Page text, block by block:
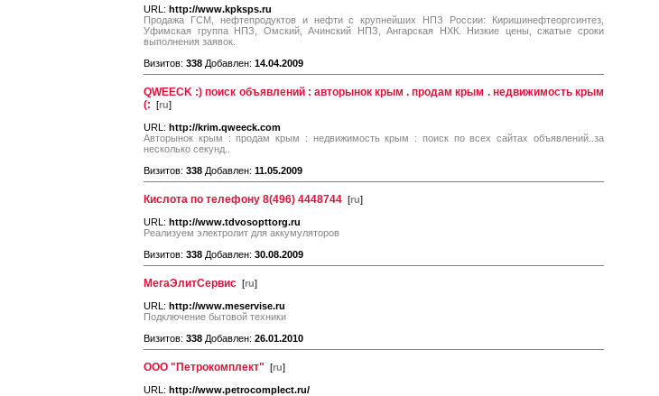
URL: http://www.kpksps.ru
Продажа ГСМ, нефтепродуктов и нефти с крупнейших НПЗ России: Киришинефтеоргсинтез,
Уфимская группа НПЗ, Омский, Ачинский НПЗ, Ангарская НХК. Низкие цены, сжатые сроки
выполнения заявок.
Визитов: 338 Добавлен: 14.04.2009
QWEECK :) поиск объявлений : авторынок крым . продам крым . недвижимость крым
(: [ru]
URL: http://krim.qweeck.com
Авторынок крым : продам крым : недвижимость крым : поиск по всех сайтах объявлений..за
несколько секунд..
Визитов: 338 Добавлен: 11.05.2009
Кислота по телефону 8(496) 4448744 [ru]
URL: http://www.tdvosopttorg.ru
Реализуем электролит для аккумуляторов
Визитов: 338 Добавлен: 30.08.2009
МегаЭлитСервис [ru]
URL: http://www.meservise.ru
Подключение бытовой техники
Визитов: 338 Добавлен: 26.01.2010
ООО "Петрокомплект" [ru]
URL: http://www.petrocomplect.ru/